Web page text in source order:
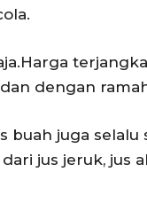
dengan
juga selalu
jus jeruk, jus